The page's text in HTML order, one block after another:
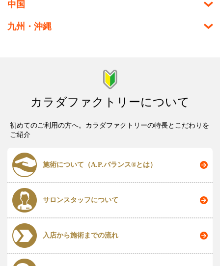
中国
九州・沖縄
カラダファクトリーについて
初めてのご利用の方へ。カラダファクトリーの特長とこだわりを
ご紹介
施術について（A.P.バランス®とは）
サロンスタッフについて
入店から施術までの流れ